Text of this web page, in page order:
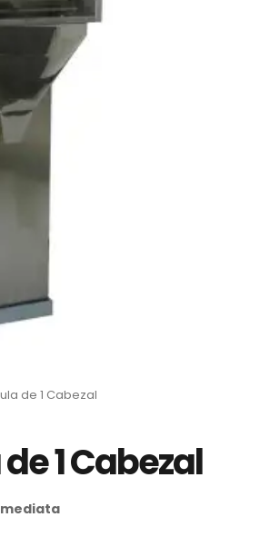
de 1 Cabezal
1 Cabezal